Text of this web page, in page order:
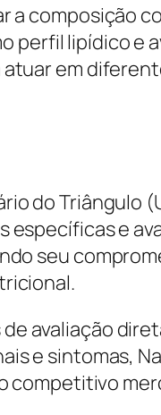
a composição
perfil lipídico e
em
do Triângulo
específicas e
seu
avaliação
e sintomas,
competitivo